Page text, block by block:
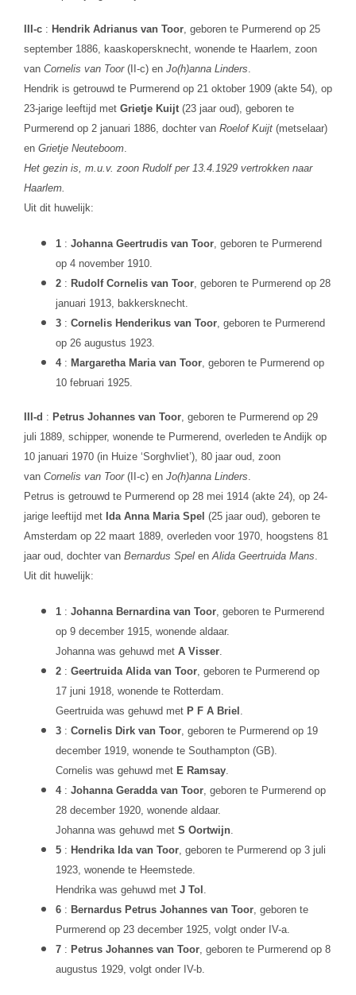
III-c : Hendrik Adrianus van Toor, geboren te Purmerend op 25
september 1886, kaaskopersknecht, wonende te Haarlem, zoon
van Cornelis van Toor(II-c) en Jo(h)anna Linders
Hendrik is getrouwd te Purmerend op 21 oktober 1909 (akte 54), op
23-jarige leeftijd met Grietje Kuijt(23 jaar oud), geboren te
Purmerend op 2 januari 1886, dochter van Roelof Kuijt(metselaar)
en Grietje Neuteboom.
Het gezin is, m.u.v. zoon Rudolf per 13.4.1929 vertrokken naar
Haarlem.
Uit dit huwelijk:
1 : Johanna Geertrudis van Toor, geboren te Purmerend
op 4 november 1910.
2 : Rudolf Cornelis van Toor, geboren te Purmerend op 28
januari 1913, bakkersknecht.
3 : Cornelis Henderikus van Toor, geboren te Purmerend
op 26 augustus 1923.
4 : Margaretha Maria van Toor, geboren te Purmerend op
10 februari 1925.
III-d : Petrus Johannes van Toor, geboren te Purmerend op 29
juli 1889, schipper, wonende te Purmerend, overleden te Andijk op
10 januari 1970 (in Huize ‘Sorghvliet’), 80 jaar oud, zoon
van Cornelis van Toor(II-c) en Jo(h)anna Linders
Petrus is getrouwd te Purmerend op 28 mei 1914 (akte 24), op 24-
jarige leeftijd met Ida Anna Maria Spel (25 jaar oud), geboren te
Amsterdam op 22 maart 1889, overleden voor 1970, hoogstens 81
jaar oud, dochter van Bernardus Spelen Alida Geertruida Mans
Uit dit huwelijk:
1 : Johanna Bernardina van Toor, geboren te Purmerend
op 9 december 1915, wonende aldaar.
Johanna was gehuwd met A Visser.
2 : Geertruida Alida van Toor, geboren te Purmerend op
17 juni 1918, wonende te Rotterdam.
Geertruida was gehuwd met P F A Briel
3 : Cornelis Dirk van Toor, geboren te Purmerend op 19
december 1919, wonende te Southampton (GB).
Cornelis was gehuwd met E Ramsay.
4 : Johanna Geradda van Toor, geboren te Purmerend op
28 december 1920, wonende aldaar.
Johanna was gehuwd met S Oortwijn.
5 : Hendrika Ida van Toor, geboren te Purmerend op 3 juli
1923, wonende te Heemstede.
Hendrika was gehuwd met J Tol
6 : Bernardus Petrus Johannes van Toor, geboren te
Purmerend op 23 december 1925, volgt onder IV-a.
7 : Petrus Johannes van Toor, geboren te Purmerend op 8
augustus 1929, volgt onder IV-b.